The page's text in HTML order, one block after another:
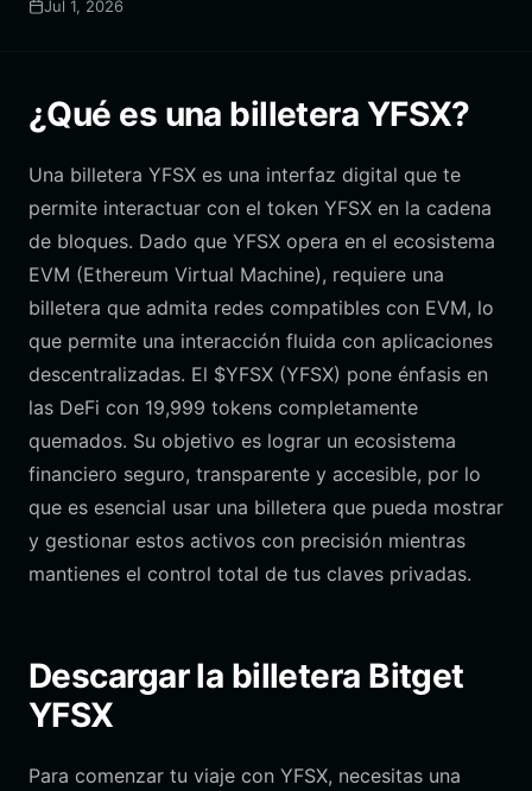
Jul 1, 2026
¿Qué es una billetera YFSX?
Una billetera YFSX es una interfaz digital que te
permite interactuar con el token YFSX en la cadena
de bloques. Dado que YFSX opera en el ecosistema
EVM (Ethereum Virtual Machine), requiere una
billetera que admita redes compatibles con EVM, lo
que permite una interacción fluida con aplicaciones
descentralizadas. El $YFSX (YFSX) pone énfasis en
las DeFi con 19,999 tokens completamente
quemados. Su objetivo es lograr un ecosistema
financiero seguro, transparente y accesible, por lo
que es esencial usar una billetera que pueda mostrar
y gestionar estos activos con precisión mientras
mantienes el control total de tus claves privadas.
Descargar la billetera Bitget
YFSX
Para comenzar tu viaje con YFSX, necesitas una